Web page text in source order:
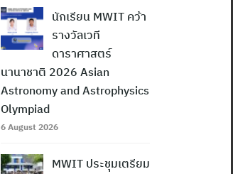
นักเรียน MWIT คว้า
รางวัลเวที
ดาราศาสตร์
นานาชาติ 2026 Asian
Astronomy and Astrophysics
Olympiad
6 August 2026
MWIT ประชุมเตรียม